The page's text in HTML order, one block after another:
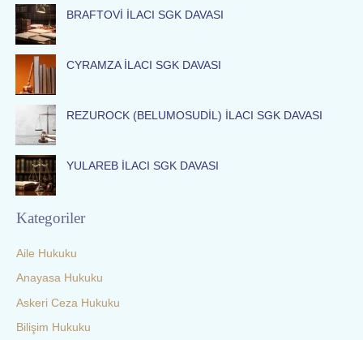
o
r
:
BRAFTOVİ İLACI SGK DAVASI
CYRAMZA İLACI SGK DAVASI
REZUROCK (BELUMOSUDİL) İLACI SGK DAVASI
YULAREB İLACI SGK DAVASI
Kategoriler
Aile Hukuku
Anayasa Hukuku
Askeri Ceza Hukuku
Bilişim Hukuku